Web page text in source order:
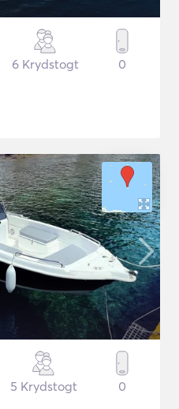
6 Krydstogt 0
5 Krydstogt 0